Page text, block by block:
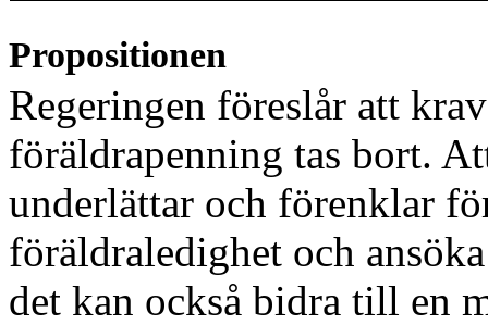
Propositionen
Regeringen föreslår att
föräldrapenning tas bort.
underlättar och förenklar
föräldraledighet och
det kan också bidra till en